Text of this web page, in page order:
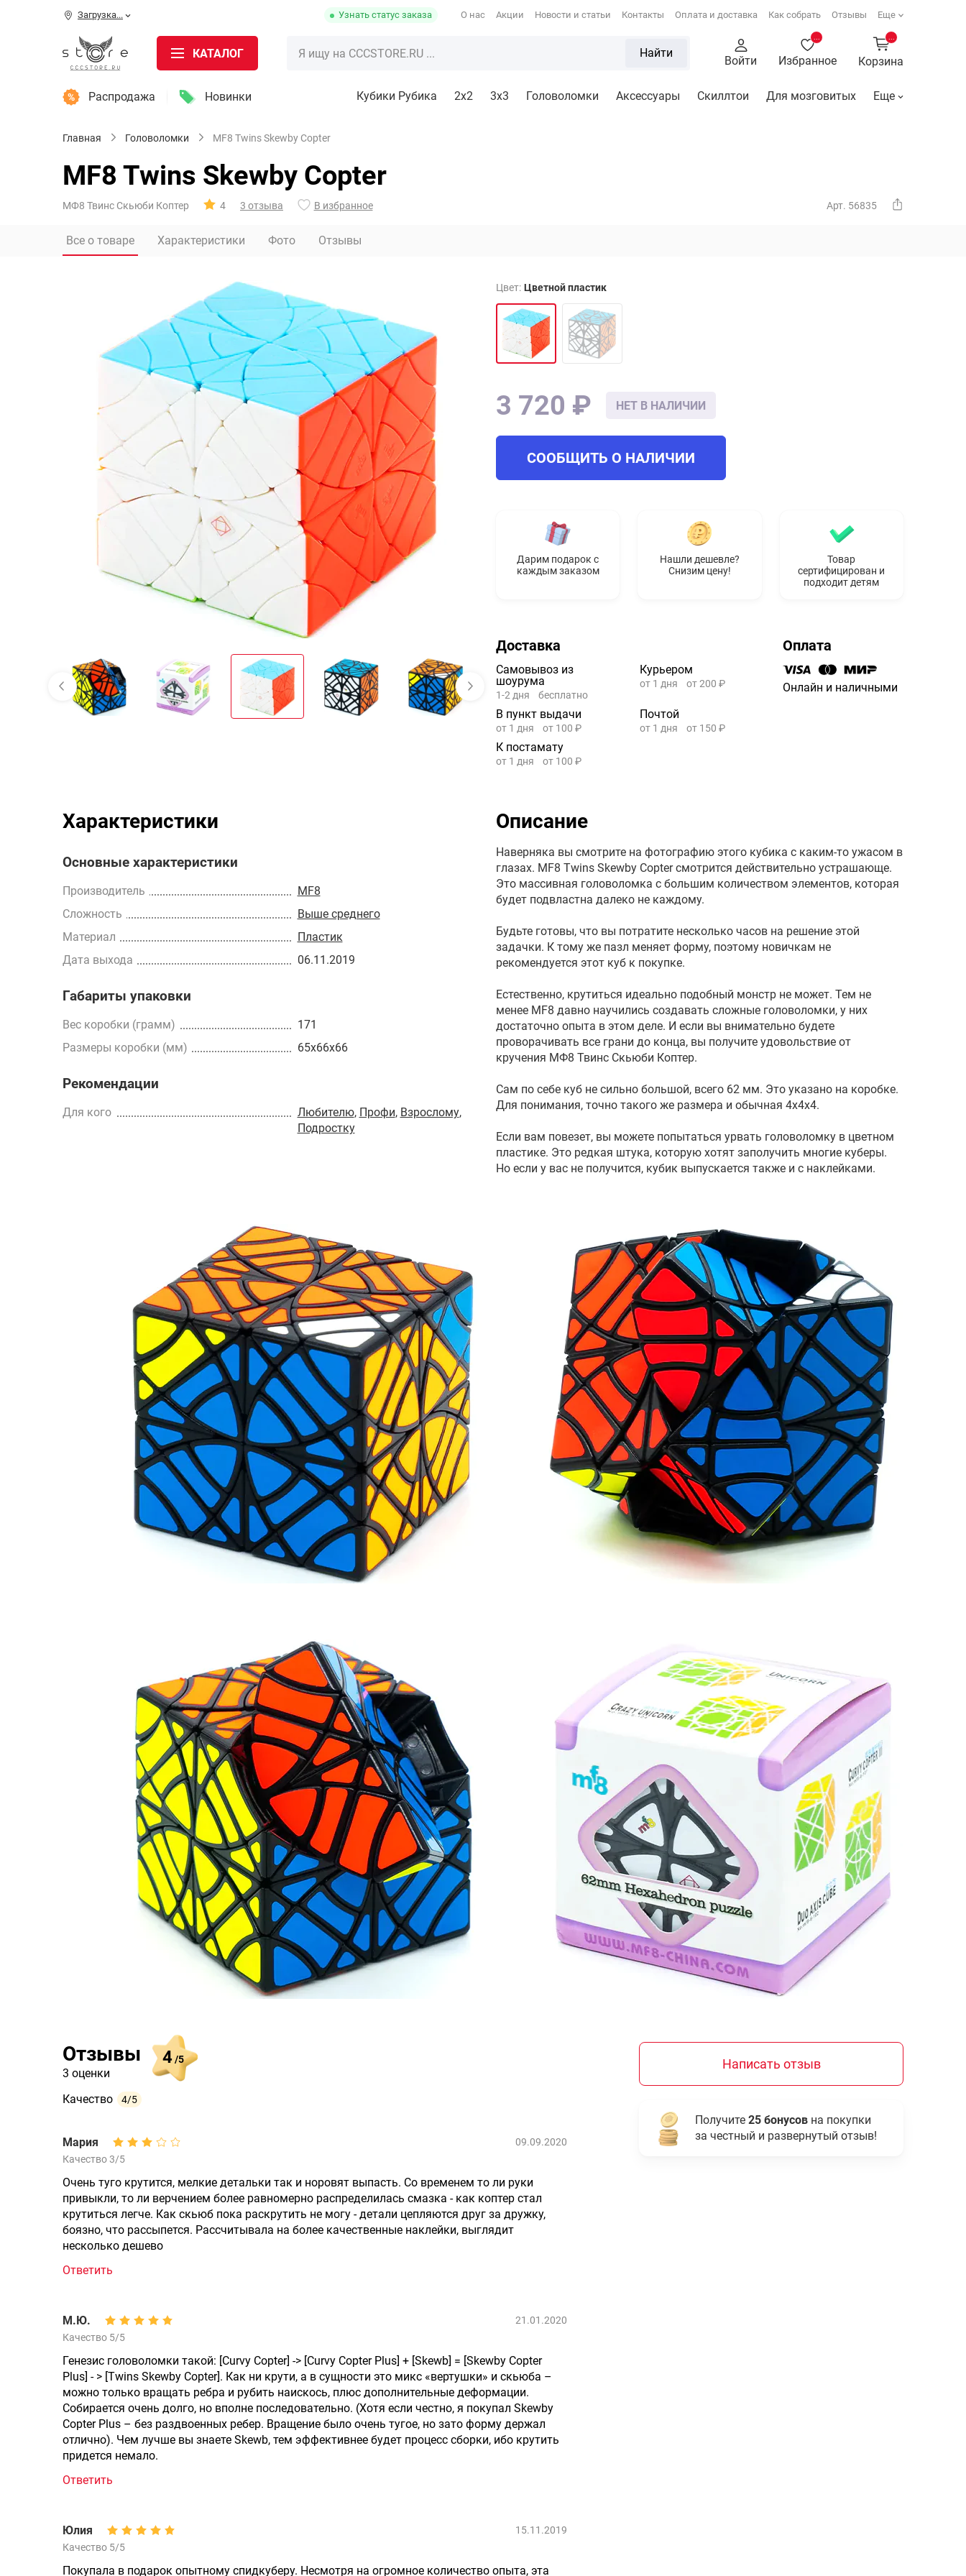
Загрузка... Узнать статус заказа О нас Акции Новости и статьи Контакты Оплата и доставка Как собрать Отзывы Еще
КАТАЛОГ Найти
Войти Избранное Корзина
Распродажа Новинки Кубики Рубика 2x2 3х3 Головоломки Аксессуары Скиллтои Для мозговитых Еще
Главная Головоломки MF8 Twins Skewby Copter
MF8 Twins Skewby Copter
МФ8 Твинс Скьюби Коптер 4 3 отзыва В избранное Арт. 56835
Все о товаре Характеристики Фото Отзывы
Цвет: Цветной пластик
НЕТ В НАЛИЧИИ
3 720 ₽
СООБЩИТЬ О НАЛИЧИИ
Дарим подарок с
каждым заказом
Нашли дешевле?
Снизим цену!
Товар
сертифицирован и
подходит детям
Доставка
Самовывоз из
шоурума
1-2 дня бесплатно
Курьером
от 1 дня от 200 ₽
В пункт выдачи
от 1 дня от 100 ₽
Почтой
от 1 дня от 150 ₽
К постамату
от 1 дня от 100 ₽
Оплата
Онлайн и наличными
Характеристики
Основные характеристики
Производитель
MF8
Сложность
Выше среднего
Материал
Пластик
Дата выхода
06.11.2019
Габариты упаковки
Вес коробки (грамм)
171
Размеры коробки (мм)
65x66x66
Рекомендации
Для кого Любителю, Профи, Взрослому,
Подростку
Описание
Наверняка вы смотрите на фотографию этого кубика с каким-то ужасом в
глазах. MF8 Twins Skewby Copter смотрится действительно устрашающе.
Это массивная головоломка с большим количеством элементов, которая
будет подвластна далеко не каждому.
Будьте готовы, что вы потратите несколько часов на решение этой
задачки. К тому же пазл меняет форму, поэтому новичкам не
рекомендуется этот куб к покупке.
Естественно, крутиться идеально подобный монстр не может. Тем не
менее MF8 давно научились создавать сложные головоломки, у них
достаточно опыта в этом деле. И если вы внимательно будете
проворачивать все грани до конца, вы получите удовольствие от
кручения МФ8 Твинс Скьюби Коптер.
Сам по себе куб не сильно большой, всего 62 мм. Это указано на коробке.
Для понимания, точно такого же размера и обычная 4х4х4.
Если вам повезет, вы можете попытаться урвать головоломку в цветном
пластике. Это редкая штука, которую хотят заполучить многие куберы.
Но если у вас не получится, кубик выпускается также и с наклейками.
Отзывы
3 оценки
4/5
Качество 4/5
Мария
09.09.2020
Качество 3/5
Очень туго крутится, мелкие детальки так и норовят выпасть. Со временем то ли руки
привыкли, то ли верчением более равномерно распределилась смазка - как коптер стал
крутиться легче. Как скьюб пока раскрутить не могу - детали цепляются друг за дружку,
боязно, что рассыпется. Рассчитывала на более качественные наклейки, выглядит
несколько дешево
Ответить
М.Ю.
21.01.2020
Качество 5/5
Генезис головоломки такой: [Curvy Copter] -> [Curvy Copter Plus] + [Skewb] = [Skewby Copter
Plus] - > [Twins Skewby Copter]. Как ни крути, а в сущности это микс «вертушки» и скьюба –
можно только вращать ребра и рубить наискось, плюс дополнительные деформации.
Собирается очень долго, но вполне последовательно. (Хотя если честно, я покупал Skewby
Copter Plus – без раздвоенных ребер. Вращение было очень тугое, но зато форму держал
отлично). Чем лучше вы знаете Skewb, тем эффективнее будет процесс сборки, ибо крутить
придется немало.
Ответить
Юлия
15.11.2019
Качество 5/5
Покупала в подарок опытному спидкуберу. Несмотря на огромное количество опыта, эта
Написать отзыв
Получите 25 бонусов на покупки
за честный и развернутый отзыв!